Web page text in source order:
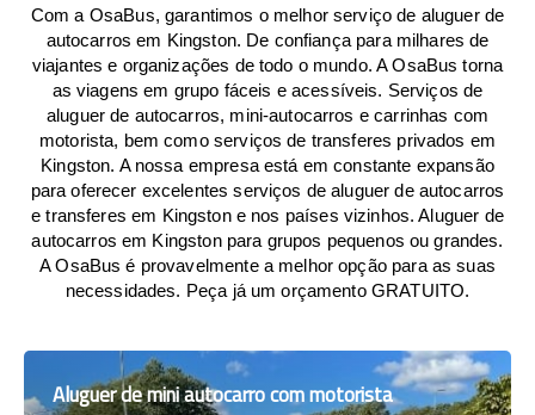
Com a OsaBus, garantimos o melhor serviço de aluguer de
autocarros em Kingston. De confiança para milhares de
viajantes e organizações de todo o mundo. A OsaBus torna
as viagens em grupo fáceis e acessíveis. Serviços de
aluguer de autocarros, mini-autocarros e carrinhas com
motorista, bem como serviços de transferes privados em
Kingston. A nossa empresa está em constante expansão
para oferecer excelentes serviços de aluguer de autocarros
e transferes em Kingston e nos países vizinhos. Aluguer de
autocarros em Kingston para grupos pequenos ou grandes.
A OsaBus é provavelmente a melhor opção para as suas
necessidades. Peça já um orçamento GRATUITO.
Aluguer de mini autocarro com motorista